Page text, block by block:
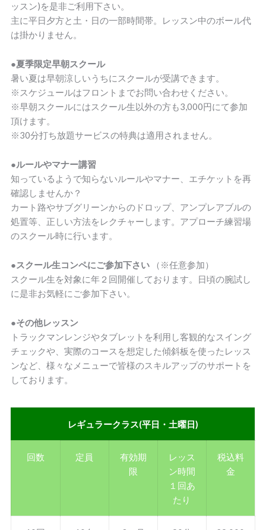
ッスン)を是非ご利用下さい。
主に平日夕方と土・日の一部時間帯。レッスン中のボール代
は掛かりません。
●夏季限定早朝スクール
暑い夏は早朝涼しいうちにスクールが受講できます。
※スケジュールはフロントまでお問い合わせください。
※早朝スクールにはスクール生以外の方も3,000円にて参加
頂けます。
※30分打ち放題サービスの特典は適用されません。
●ルールやマナー講習
知っているようで知らないルールやマナー、エチケットを再
確認しませんか？
カート路やサブグリーンからのドロップ、アンプレアブルの
処置等、正しい方法をレクチャーします。アプローチ練習場
のスクール時に行います。
●スクール生コンペにご参加下さい
（※任意参加）
スクール生を対象に年２回開催しております。日頃の腕試し
に是非お気軽にご参加下さい。
●その他レッスン
トラックマンレンジやタブレットを利用し客観的なスイング
チェックや、実際のコースを想定した傾斜板を使ったレッス
ンなど、様々なメニューで皆様のスキルアップのサポートを
しております。
レギュラークラス(平日・土曜日)
回数 定員
有効期
限
レッス
ン時間
１回あ
たり
税込料
金